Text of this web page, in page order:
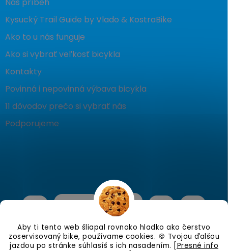
Aby ti tento web šliapal rovnako hladko ako čerstvo
zoservisovaný bike, používame cookies. 🍪 Tvojou ďalšou
jazdou po stránke súhlasíš s ich nasadením. [Presné info
Kysucký Trail Guide by Vlado & KostraBike
Ako to u nás funguje
Ako si vybrať veľkosť bicykla
Kontakty
Povinná i nepovinná výbava bicykla
11 dôvodov prečo si vybrať nás
Podporujeme